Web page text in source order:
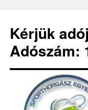
Kérjük
Adószám: